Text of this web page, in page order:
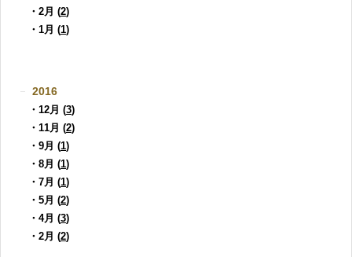
・2月 (2)
・1月 (1)
2016
・12月 (3)
・11月 (2)
・9月 (1)
・8月 (1)
・7月 (1)
・5月 (2)
・4月 (3)
・2月 (2)